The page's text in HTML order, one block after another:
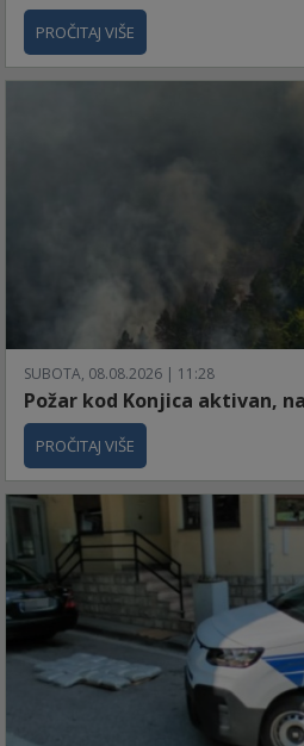
PROČITAJ VIŠE
SUBOTA, 08.08.2026 | 11:28
Požar kod Konjica aktivan,
PROČITAJ VIŠE